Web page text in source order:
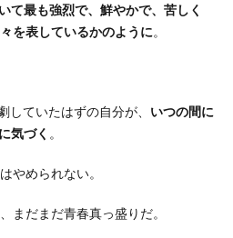
て最も強烈で、鮮やかで、苦しく
を表しているかのように。
していたはずの自分が、 いつの間に
気づく 。
やめられない。
まだまだ青春真っ盛りだ。